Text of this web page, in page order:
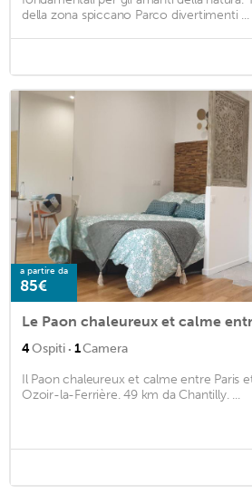
della zona spiccano Parco divertimenti ...
a partire da
85€
4Ospiti · 1Camera
Il Paon chaleureux et calme entre Paris
Ozoir-la-Ferrière. 49 km da Chantilly. ...